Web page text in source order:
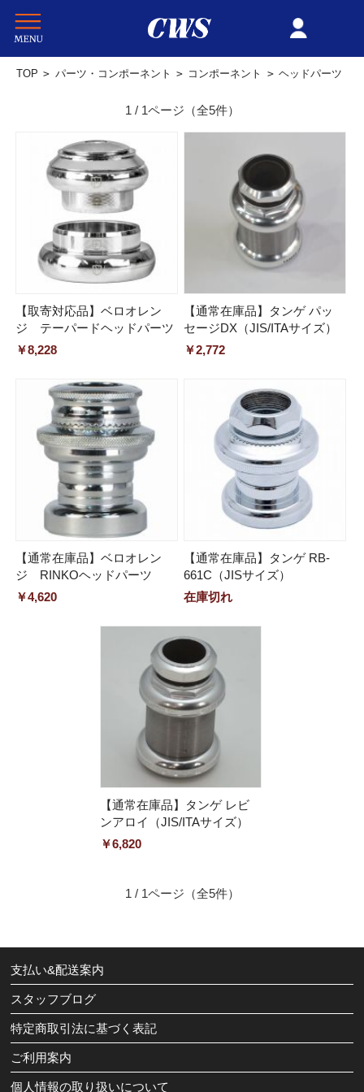
TOP > パーツ・コンポーネント > コンポーネント > ヘッドパーツ
1 / 1ページ （全5件）
【取寄対応品】ベロオレン
ジ テーパードヘッドパーツ
￥8,228
【通常在庫品】タンゲ パッ
セージDX（JIS/ITAサイズ）
￥2,772
【通常在庫品】ベロオレン
ジ RINKOヘッドパーツ
￥4,620
【通常在庫品】タンゲ RB-
661C（JISサイズ）
在庫切れ
【通常在庫品】タンゲ レビ
ンアロイ（JIS/ITAサイズ）
￥6,820
1 / 1ページ （全5件）
支払い&配送案内
スタッフブログ
特定商取引法に基づく表記
ご利用案内
個人情報の取り扱いについて